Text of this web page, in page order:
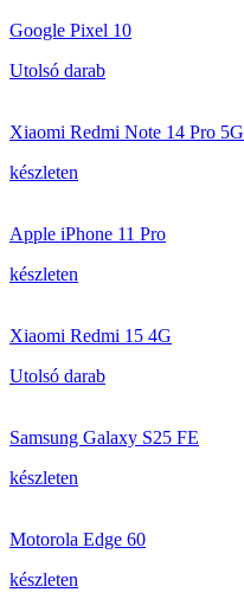
Google Pixel 10
Utolsó darab
Xiaomi Redmi Note 14 Pro 5G
készleten
Apple iPhone 11 Pro
készleten
Xiaomi Redmi 15 4G
Utolsó darab
Samsung Galaxy S25 FE
készleten
Motorola Edge 60
készleten